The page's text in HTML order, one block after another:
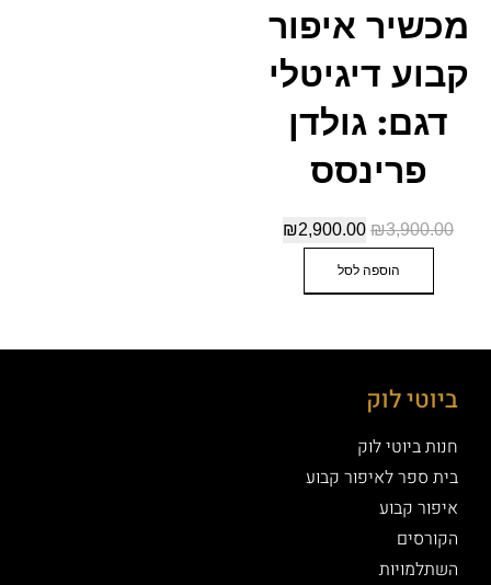
מכשיר איפור
קבוע דיגיטלי
דגם: גולדן
פרינסס
₪3,900.00
₪2,900.00
הוספה לסל
ביוטי לוק
חנות ביוטי לוק
בית ספר לאיפור קבוע
איפור קבוע
הקורסים
השתלמויות